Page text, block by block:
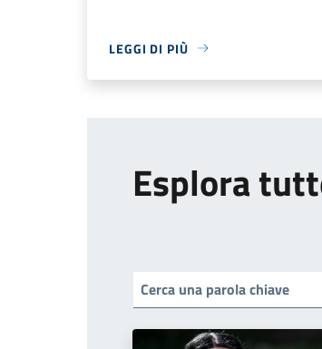
LEGGI DI PIÙ
Esplora